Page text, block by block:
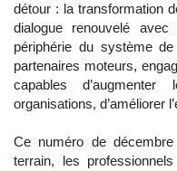
détour : la transformation
dialogue renouvelé
périphérie du système
partenaires moteurs,
capables d’augmenter
organisations, d’améliorer
Ce numéro de
terrain, les